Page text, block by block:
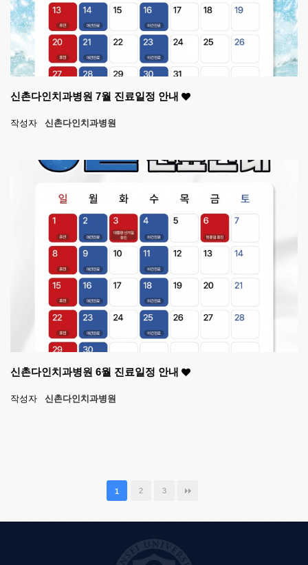
신촌다인치과병원 7월 진료일정 안내
작성자 신촌다인치과병원
신촌다인치과병원 6월 진료일정 안내
작성자 신촌다인치과병원
1 2 3